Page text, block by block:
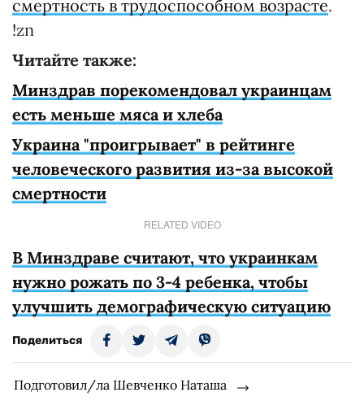
смертность в трудоспособном возрасте.
!zn
Читайте также:
Минздрав порекомендовал украинцам
есть меньше мяса и хлеба
Украина "проигрывает" в рейтинге
человеческого развития из-за высокой
смертности
RELATED VIDEO
В Минздраве считают, что украинкам
нужно рожать по 3-4 ребенка, чтобы
улучшить демографическую ситуацию
Поделиться
Подготовил/ла Шевченко Наташа